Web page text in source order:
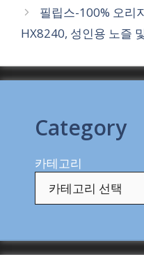
필립스-100% 오리
HX8240, 성인용 노즐
Category
카테고리